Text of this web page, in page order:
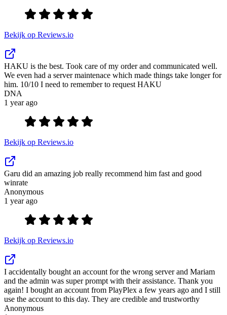
Bekijk op Reviews.io
HAKU is the best. Took care of my order and communicated well.
We even had a server maintenace which made things take longer for
him. 10/10 I need to remember to request HAKU
DNA
1 year ago
Bekijk op Reviews.io
Garu did an amazing job really recommend him fast and good
winrate
Anonymous
1 year ago
Bekijk op Reviews.io
I accidentally bought an account for the wrong server and Mariam
and the admin was super prompt with their assistance. Thank you
again! I bought an account from PlayPlex a few years ago and I still
use the account to this day. They are credible and trustworthy
Anonymous